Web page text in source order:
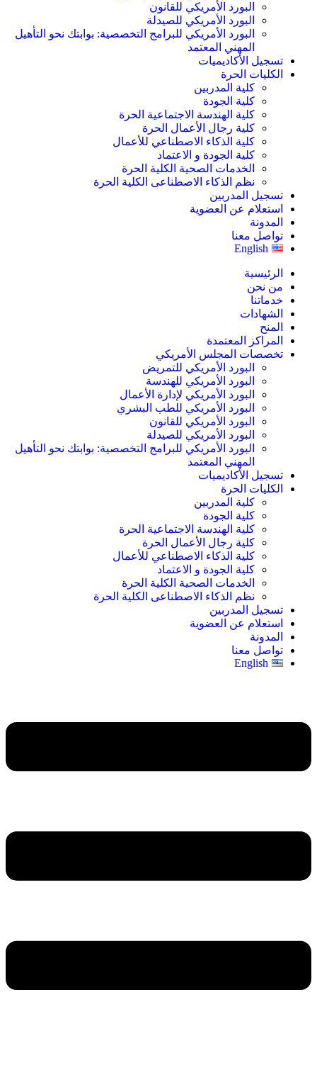
البورد الأمريكي للقانون
البورد الأمريكي للصيدلة
البورد الأمريكي للبرامج التخصصية: بوابتك نحو التأهيل
المهني المعتمد
تسجيل الأكاديميات
الكليات الحرة
كلية المدربين
كلية الجودة
كلية الهندسة الاجتماعية الحرة
كلية رجال الأعمال الحرة
كلية الذكاء الاصطناعي للأعمال
كلية الجودة و الاعتماد
الخدمات الصحية الكلية الحرة
نظم الذكاء الاصطناعى الكلية الحرة
تسجيل المدربين
استعلام عن العضوية
المدونة
تواصل معنا
English
الرئيسية
من نحن
خدماتنا
الشهادات
المنح
المراكز المعتمدة
تخصصات المجلس الأمريكي
البورد الأمريكي للتمريض
البورد الأمريكي للهندسة
البورد الأمريكي لإدارة الأعمال
البورد الأمريكي للطب البشري
البورد الأمريكي للقانون
البورد الأمريكي للصيدلة
البورد الأمريكي للبرامج التخصصية: بوابتك نحو التأهيل
المهني المعتمد
تسجيل الأكاديميات
الكليات الحرة
كلية المدربين
كلية الجودة
كلية الهندسة الاجتماعية الحرة
كلية رجال الأعمال الحرة
كلية الذكاء الاصطناعي للأعمال
كلية الجودة و الاعتماد
الخدمات الصحية الكلية الحرة
نظم الذكاء الاصطناعى الكلية الحرة
تسجيل المدربين
استعلام عن العضوية
المدونة
تواصل معنا
English